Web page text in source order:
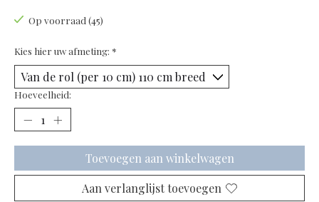
Op voorraad (45)
Kies hier uw afmeting: *
Hoeveelheid:
Toevoegen aan winkelwagen
Aan verlanglijst toevoegen